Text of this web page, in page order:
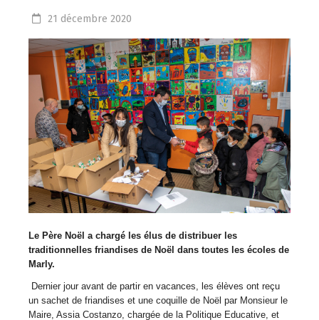
21 décembre 2020
Le Père Noël a chargé les élus de distribuer les
traditionnelles friandises de Noël dans toutes les écoles de
Marly.
Dernier jour avant de partir en vacances, les élèves ont reçu
un sachet de friandises et une coquille de Noël par Monsieur le
Maire, Assia Costanzo, chargée de la Politique Educative, et